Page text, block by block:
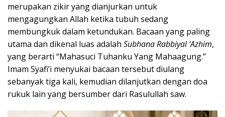
merupakan zikir yang dianjurkan untuk
mengagungkan Allah ketika tubuh sedang
membungkuk dalam ketundukan. Bacaan yang paling
utama dan dikenal luas adalah Subhana Rabbiyal ‘Azhim,
yang berarti “Mahasuci Tuhanku Yang Mahaagung.”
Imam Syafi’i menyukai bacaan tersebut diulang
sebanyak tiga kali, kemudian dilanjutkan dengan doa
rukuk lain yang bersumber dari Rasulullah saw.